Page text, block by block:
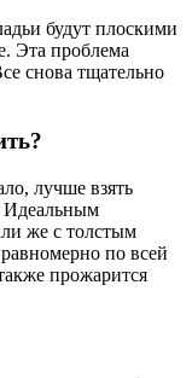
будут плоскими
Эта проблема
снова тщательно
лучше взять
Идеальным
же с толстым
по всей
прожарится